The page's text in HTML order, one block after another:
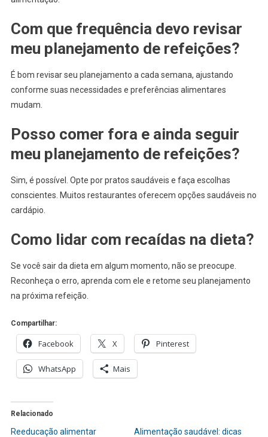
Com que frequência devo revisar
meu planejamento de refeições?
É bom revisar seu planejamento a cada semana, ajustando
conforme suas necessidades e preferências alimentares
mudam.
Posso comer fora e ainda seguir
meu planejamento de refeições?
Sim, é possível. Opte por pratos saudáveis e faça escolhas
conscientes. Muitos restaurantes oferecem opções saudáveis no
cardápio.
Como lidar com recaídas na dieta?
Se você sair da dieta em algum momento, não se preocupe.
Reconheça o erro, aprenda com ele e retome seu planejamento
na próxima refeição.
Compartilhar:
Facebook X Pinterest
WhatsApp Mais
Relacionado
Reeducação alimentar
Alimentação saudável: dicas